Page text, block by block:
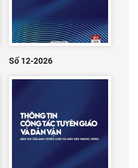
Số 12-2026